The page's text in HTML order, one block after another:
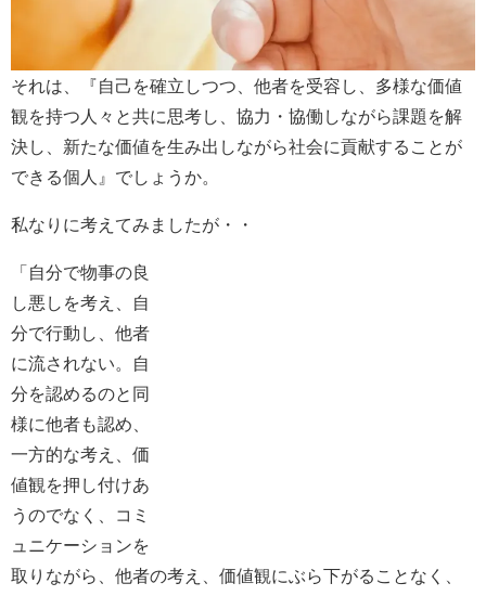
それは、『自己を確立しつつ、他者を受容し、多様な価値
観を持つ人々と共に思考し、協力・協働しながら課題を解
決し、新たな価値を生み出しながら社会に貢献することが
できる個人』でしょうか。
私なりに考えてみましたが・・
「自分で物事の良
し悪しを考え、自
分で行動し、他者
に流されない。自
分を認めるのと同
様に他者も認め、
一方的な考え、価
値観を押し付けあ
うのでなく、コミ
ュニケーションを
取りながら、他者の考え、価値観にぶら下がることなく、